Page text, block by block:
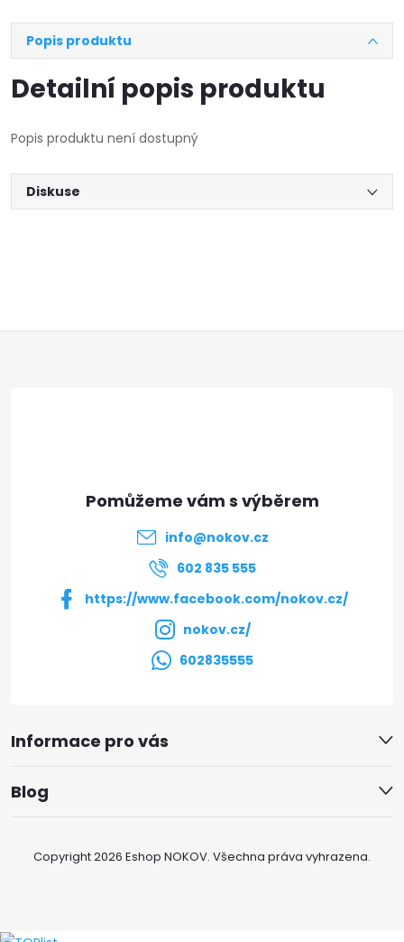
Popis produktu
Detailní popis produktu
Popis produktu není dostupný
Diskuse
info@nokov.cz
602 835 555
https://www.facebook.com/nokov.cz/
nokov.cz/
602835555
Informace pro vás
Blog
Copyright 2026 Eshop NOKOV. Všechna práva vyhrazena.